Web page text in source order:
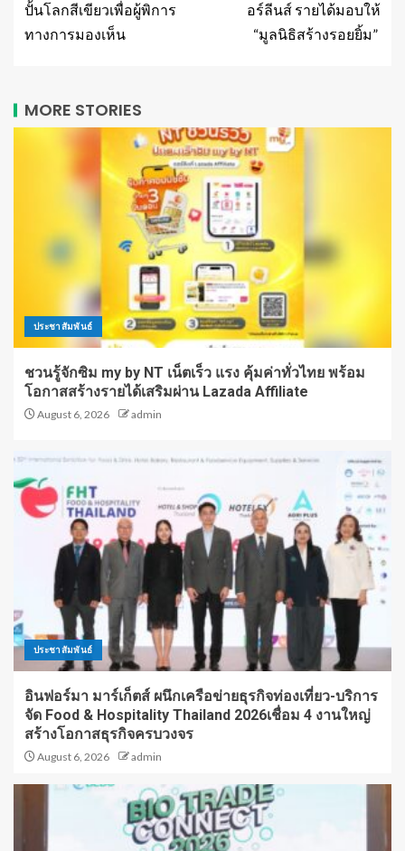
ปั้นโลกสีเขียวเพื่อผู้พิการ
ทางการมองเห็น
อร์ลีนส์ รายได้มอบให้
“มูลนิธิสร้างรอยยิ้ม”
MORE STORIES
ประชาสัมพันธ์
ชวนรู้จักซิม my by NT เน็ตเร็ว แรง คุ้มค่าทั่วไทย พร้อม
โอกาสสร้างรายได้เสริมผ่าน Lazada Affiliate
August 6, 2026 admin
ประชาสัมพันธ์
อินฟอร์มา มาร์เก็ตส์ ผนึกเครือข่ายธุรกิจท่องเที่ยว-บริการ
จัด Food & Hospitality Thailand 2026เชื่อม 4 งานใหญ่
สร้างโอกาสธุรกิจครบวงจร
August 6, 2026 admin